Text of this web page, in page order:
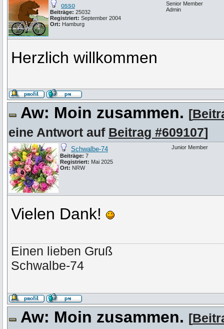
osso
Beiträge: 25032
Registriert: September 2004
Ort: Hamburg
Senior Member
Admin
Herzlich willkommen
Aw: Moin zusammen. [
eine Antwort auf Beitrag #609107]
Schwalbe-74
Beiträge: 7
Registriert: Mai 2025
Ort: NRW
Junior Member
Vielen Dank!
Einen lieben Gruß
Schwalbe-74
Aw: Moin zusammen. [